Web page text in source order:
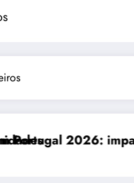
e ajustes
Comunicação